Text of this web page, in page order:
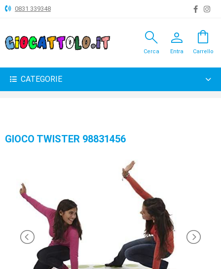
ANIMALI
BAMBOLE
PELUCHE-
GADGET
INFANZIA
0831 339348
search
Cerca
person
Entra
shopping_bag
Carrello
CATEGORIE
GIOCO TWISTER 98831456